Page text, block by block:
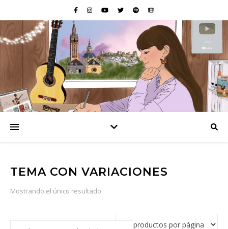
TEMA CON VARIACIONES
Mostrando el único resultado